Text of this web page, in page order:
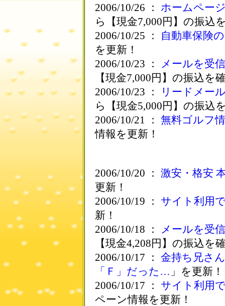
2006/10/26 ： ホームペー
ら【現金7,000円】の振込
2006/10/25 ： 自動車保険
を更新！
2006/10/23 ：
メールを受
【現金7,000円】の振込を
2006/10/23 ：
リードメー
ら【現金5,000円】の振込
2006/10/21 ： 無料ゴルフ
情報を更新！
2006/10/20 ： 激安・格安
更新！
2006/10/19 ： サイト利用
新！
2006/10/18 ：
メールを受
【現金4,208円】の振込を
2006/10/17 ： 金持ち兄さ
「Ｆ」だった… 」を更新！
2006/10/17 ： サイト利用
ペーン情報を更新！